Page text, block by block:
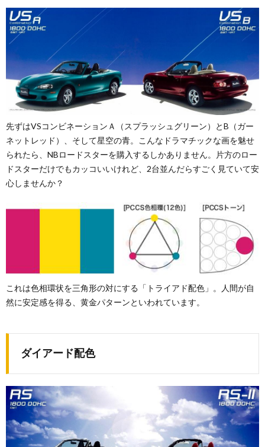
先ずはVSコンビネーションＡ（スプラッシュグリーン）とB（ガー
ネットレッド）、そして星空の青。こんなドラマチックな画を魅せ
られたら、NBロードスターを購入するしかありません。片方のロー
ドスターだけでもカッコいいけれど、2台並んだらすごく見ていて安
心しませんか？
これは色相環状を三角形の対にする「トライアド配色」。人間が自
然に安定感を得る、黄金パターンといわれています。
ダイアード配色